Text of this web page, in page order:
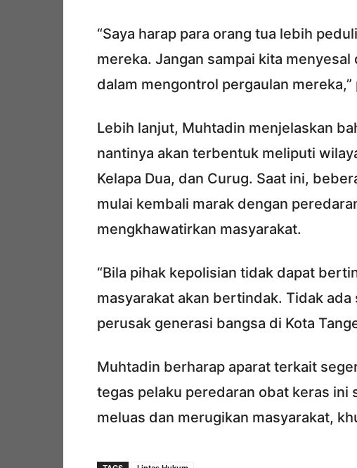
“Saya harap para orang tua lebih
mereka. Jangan sampai kita
dalam mengontrol pergaulan mereka,”
Lebih lanjut, Muhtadin menjelaskan
nantinya akan terbentuk meliputi
Kelapa Dua, dan Curug. Saat ini,
mulai kembali marak dengan
mengkhawatirkan masyarakat.
“Bila pihak kepolisian tidak dapat
masyarakat akan bertindak. Tidak
perusak generasi bangsa di Kota
Muhtadin berharap aparat terkait
tegas pelaku peredaran obat keras ini
meluas dan merugikan masyarakat,